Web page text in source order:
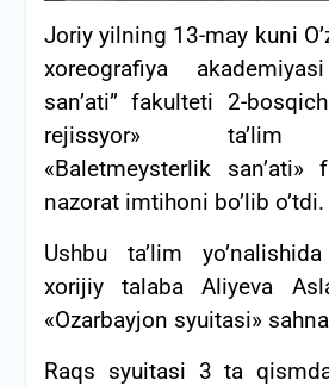
Joriy yilning 13-may kuni
xoreografiya
san’ati” fakulteti 2-
rejissyor» ta’lim
«Baletmeysterlik san’ati»
nazorat imtihoni bo’lib o’tdi.
Ushbu ta’lim
xorijiy talaba Aliyeva
«Ozarbayjon syuitasi»
Raqs syuitasi 3 ta